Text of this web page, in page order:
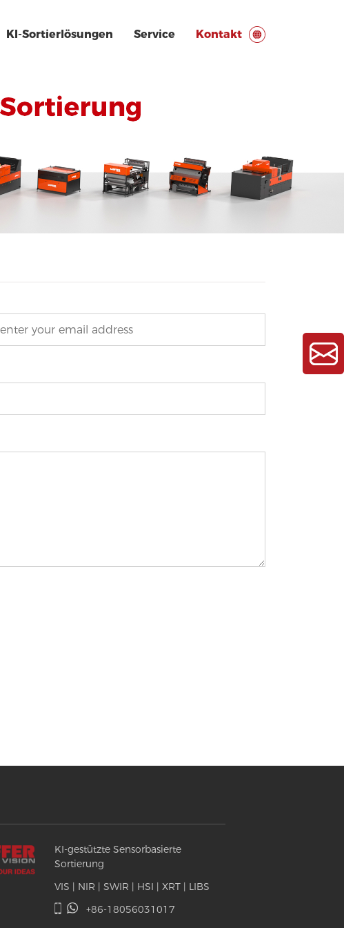
KI-Sortierlösungen Service Kontakt
KI-gestützte Sensorbasierte
Sortierung
VIS | NIR | SWIR | HSI | XRT | LIBS
+86-18056031017